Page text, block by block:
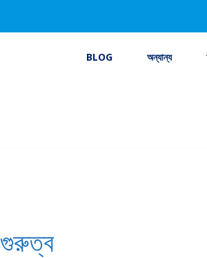
BLOG অন্যান্য
গুরুত্ব